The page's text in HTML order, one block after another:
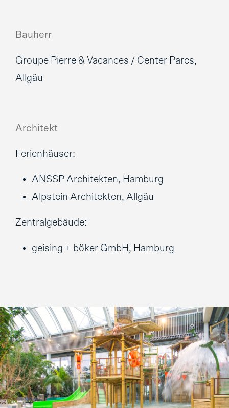
Bauherr
Groupe Pierre & Vacances / Center Parcs,
Allgäu
Architekt
Ferienhäuser:
ANSSP Architekten, Hamburg
Alpstein Architekten, Allgäu
Zentralgebäude:
geising + böker GmbH, Hamburg